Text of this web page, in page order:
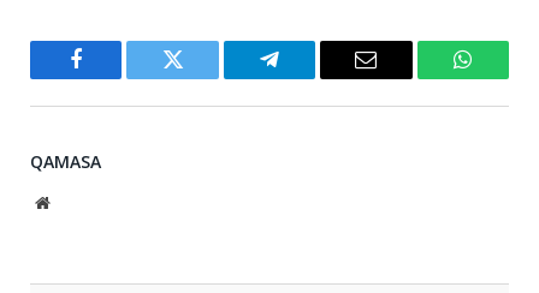
Facebook Twitter Telegram Email
QAMASA
Website